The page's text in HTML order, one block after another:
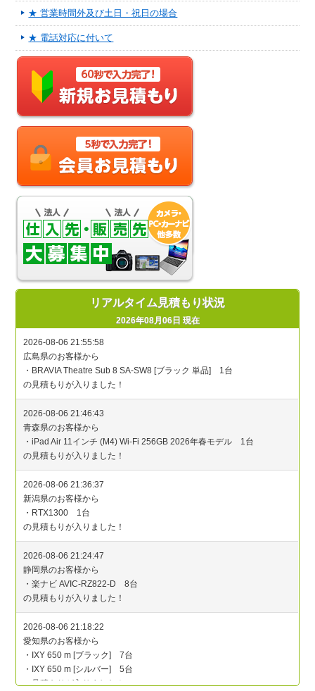
★ 営業時間外及び土日・祝日の場合
★ 電話対応に付いて
リアルタイム見積もり状況
2026年08月06日 現在